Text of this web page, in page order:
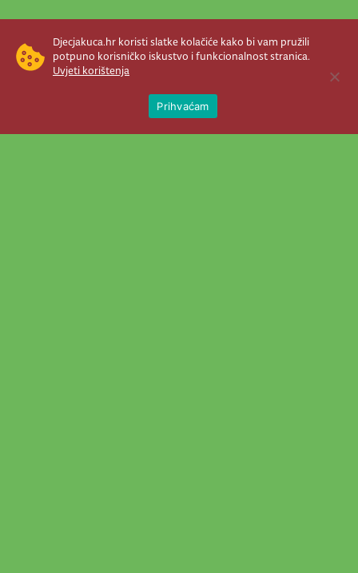
Djecjakuca.hr koristi slatke kolačiće kako bi vam pružili
potpuno korisničko iskustvo i funkcionalnost stranica.
Uvjeti korištenja
Prihvaćam